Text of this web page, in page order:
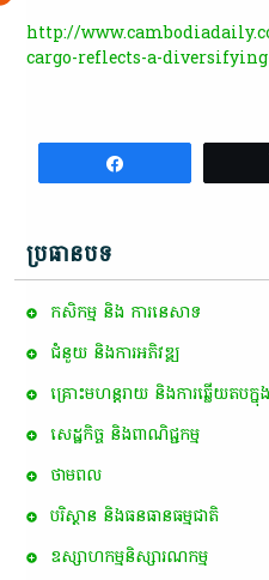
http://
cargo-reflects-a-
ប្រធានបទ
កសិកម្ម​ និង​ ការ​នេ​សាទ​
ជំនួយ និងការអភិវឌ្ឍ
គ្រោះមហន្តរាយ និងការឆ្លើយតបក្នុ
សេដ្ឋកិច្ច និងពាណិជ្ជកម្ម
ថាមពល
បរិស្ថាន និងធនធានធម្មជាតិ
ឧស្សាហកម្មនិស្សារណកម្ម